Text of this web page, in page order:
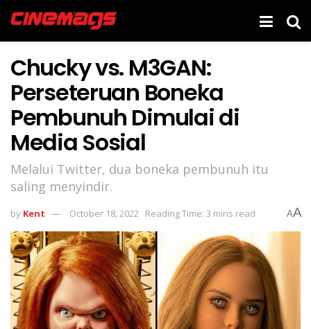
Chucky vs. M3GAN:
Perseteruan Boneka
Pembunuh Dimulai di
Media Sosial
Melalui Twitter, dua boneka pembunuh itu
saling menyindir.
by Kent October 18, 2022 Reading Time: 3 mins read AA